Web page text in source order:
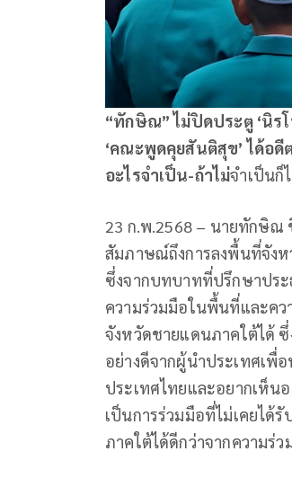
“ทักษิณ” ไม่ปิดประตู ‘นิร
‘คณะพูดคุยสันติสุข’ ได้อดี
อะไรจำเป็น-ถ้าไม่จำเป็นก็
23 ก.พ.2568 – นายทักษิณ
สัมภาษณ์ถึงการลงพื้นที่จังห
ซึ่งจากบทบาทที่ปรึกษาประ
ความร่วมมือในพื้นที่และค
จังหวัดชายแดนภาคใต้ได้
อย่างดีจากผู้นำประเทศเพื่
ประเทศไทยและอยากเห็น
เป็นการร่วมมือที่ไม่เคยได้
ภาคใต้ได้ดีกว่าจากความร่